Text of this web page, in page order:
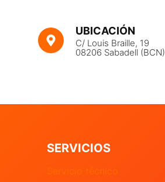
UBICACIÓN
C/ Louis Braille, 19
08206 Sabadell (BCN)
SERVICIOS